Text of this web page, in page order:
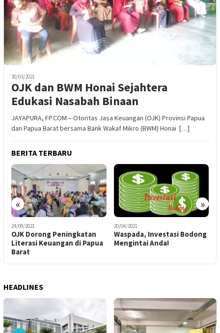
30/03/2021
OJK dan BWM Honai Sejahtera
Edukasi Nasabah Binaan
JAYAPURA, FP.COM – Otoritas Jasa Keuangan (OJK) Provinsi Papua
dan Papua Barat bersama Bank Wakaf Mikro (BWM) Honai […]
BERITA TERBARU
« »
24/09/2021
OJK Dorong Peningkatan
Literasi Keuangan di Papua
Barat
20/04/2021
Waspada, Investasi Bodong
Mengintai Anda!
HEADLINES